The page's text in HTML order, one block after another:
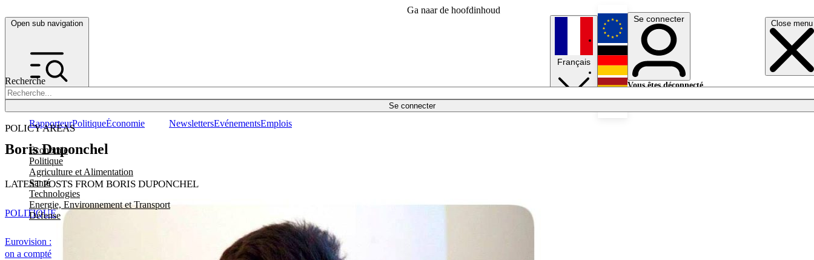
Ga naar de hoofdinhoud
Open sub navigation Close menu
Recherche
Se connecter
POLICY AREAS
Economie
Politique
Agriculture et Alimentation
Santé
Technologies
Energie, Environnement et Transport
Défense
RapporteurPolitiqueÉconomie NewslettersEvénementsEmplois
Français
English
Deutsch
Se connecter
Vous êtes déconnecté.
Boris Duponchel
LATEST POSTS FROM BORIS DUPONCHEL
Eurovision :
on a compté
POLITIQUE